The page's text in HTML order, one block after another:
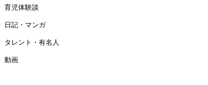
育児体験談
日記・マンガ
タレント・有名人
動画